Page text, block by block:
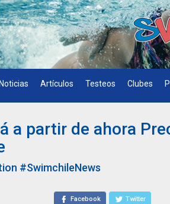
Noticias Artículos Testeos Clubes
a partir de ahora
#SwimchileNews
Facebook Twitter